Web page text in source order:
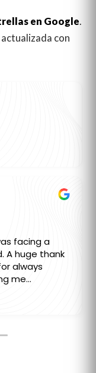
en Google.
con